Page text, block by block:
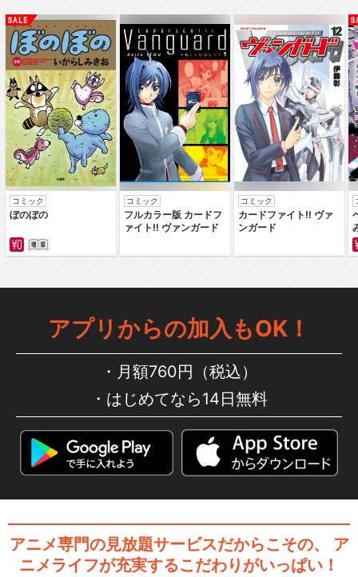
コミック
ぼのぼの
コミック
フルカラー版 カードフ
ァイト‼ ヴァンガード
コミック
カードファイト‼ ヴァ
ンガード
アプリからの加入もOK！
月額760円（税込）
はじめてなら14日無料
アニメ専門の見放題サービスだからこその、
ア
ニメライフが充実するこだわりがいっぱい！